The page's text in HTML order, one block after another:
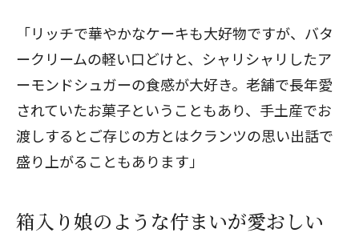
「リッチで華やかなケーキも大好物ですが、バタ
ークリームの軽い口どけと、シャリシャリしたア
ーモンドシュガーの食感が大好き。老舗で長年愛
されていたお菓子ということもあり、手土産でお
渡しするとご存じの方とはクランツの思い出話で
盛り上がることもあります」
箱入り娘のような佇まいが愛おしい